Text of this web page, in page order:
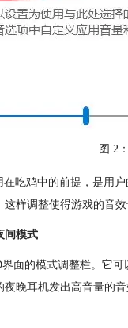
图 2
在吃鸡中的前提，是用
样调整使得游戏的音效
间模式
界面的模式调整栏。它
夜晚耳机发出高音量的